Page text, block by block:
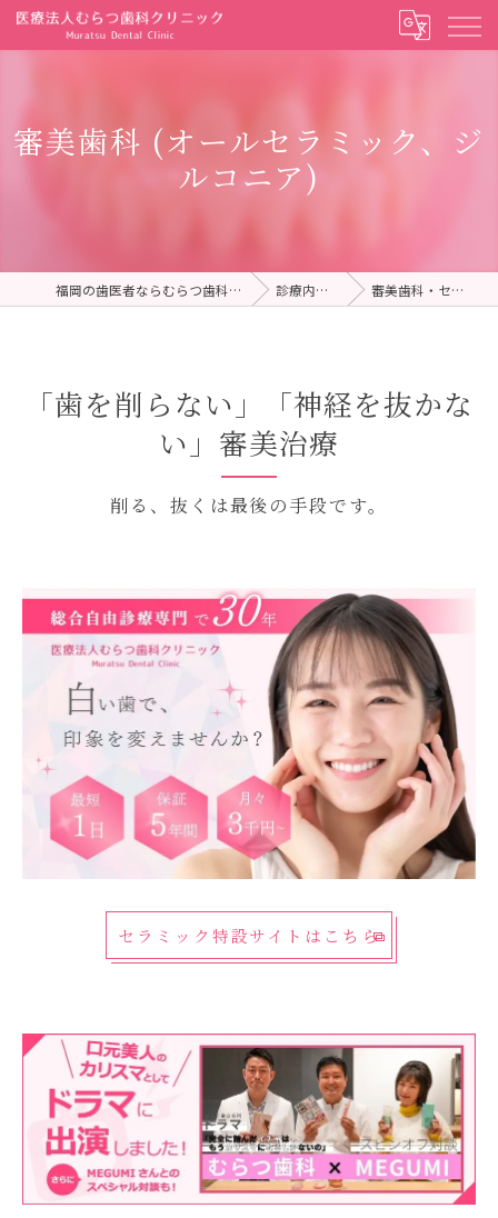
審美歯科 (オールセラミック、ジ
ルコニア)
福岡の歯医者ならむらつ歯科クリニック 診療内容一覧 審美歯科・セラミック
「歯を削らない」「神経を抜かな
い」審美治療
削る、抜くは最後の手段です。
セラミック特設サイトはこちら